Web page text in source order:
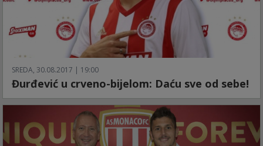
SREDA, 30.08.2017 | 19:00
Đurđević u crveno-bijelom: Daću sve od sebe!